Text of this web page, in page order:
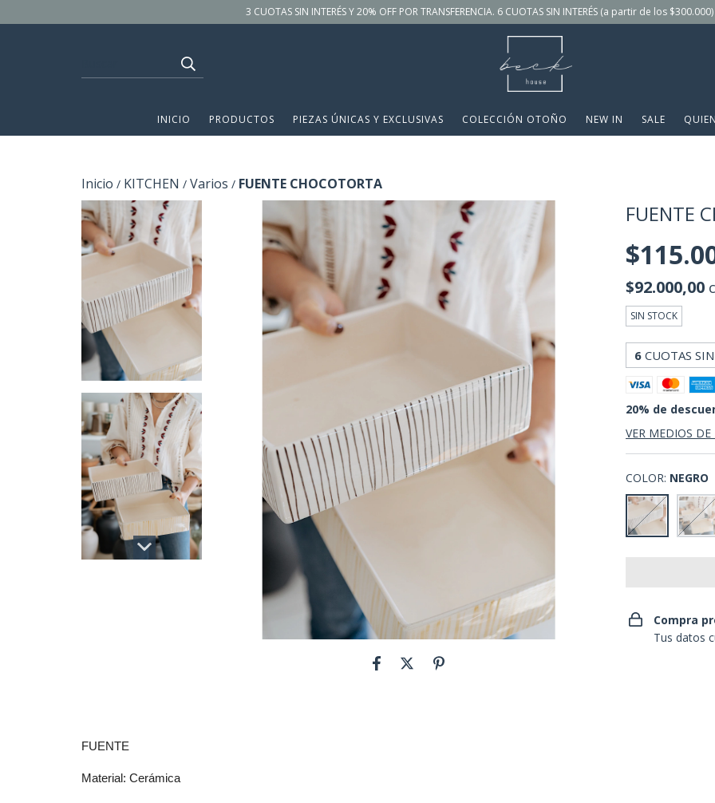
3 CUOTAS SIN INTERÉS Y 20% OFF POR TRANSFERENCIA. 6 CUOTAS SIN INTERÉS (a partir de los
INICIO PRODUCTOS PIEZAS ÚNICAS Y EXCLUSIVAS COLECCIÓN OTOÑO NEW IN SALE
Inicio / KITCHEN / Varios / FUENTE CHOCOTORTA
FUENTE
Material: Cerámica
FUENTE
$92.000,00
SIN STOCK
6 CUOTAS
20% de
VER MEDIOS DE
COLOR: NEGRO
Compra
Tus datos